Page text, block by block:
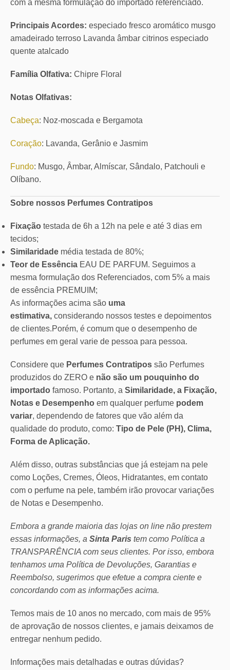
com a mesma formulação do importado referenciado.
Principais Acordes: especiado fresco aromático musgo
amadeirado terroso Lavanda âmbar citrinos especiado
quente atalcado
Família Olfativa: Chipre Floral
Notas Olfativas:
Cabeça: Noz-moscada e Bergamota
Coração: Lavanda, Gerânio e Jasmim
Fundo: Musgo, Âmbar, Almíscar, Sândalo, Patchouli e
Olíbano.
Sobre nossos Perfumes Contratipos
Fixação testada de 6h a 12h na pele e até 3 dias em
tecidos;
Similaridade média testada de 80%;
Teor de Essência EAU DE PARFUM. Seguimos a
mesma formulação dos Referenciados, com 5% a mais
de essência PREMUIM;
As informações acima são uma
estimativa, considerando nossos testes e depoimentos
de clientes.Porém, é comum que o desempenho de
perfumes em geral varie de pessoa para pessoa.
Considere que Perfumes Contratipos são Perfumes
produzidos do ZERO e não são um pouquinho do
importado famoso. Portanto, a Similaridade, a Fixação,
Notas e Desempenho em qualquer perfume podem
variar, dependendo de fatores que vão além da
qualidade do produto, como: Tipo de Pele (PH), Clima,
Forma de Aplicação.
Além disso, outras substâncias que já estejam na pele
como Loções, Cremes, Óleos, Hidratantes, em contato
com o perfume na pele, também irão provocar variações
de Notas e Desempenho.
Embora a grande maioria das lojas on line não prestem
essas informações, a Sinta Paris tem como Política a
TRANSPARÊNCIA com seus clientes. Por isso, embora
tenhamos uma Política de Devoluções, Garantias e
Reembolso, sugerimos que efetue a compra ciente e
concordando com as informações acima.
Temos mais de 10 anos no mercado, com mais de 95%
de aprovação de nossos clientes, e jamais deixamos de
entregar nenhum pedido.
Informações mais detalhadas e outras dúvidas?